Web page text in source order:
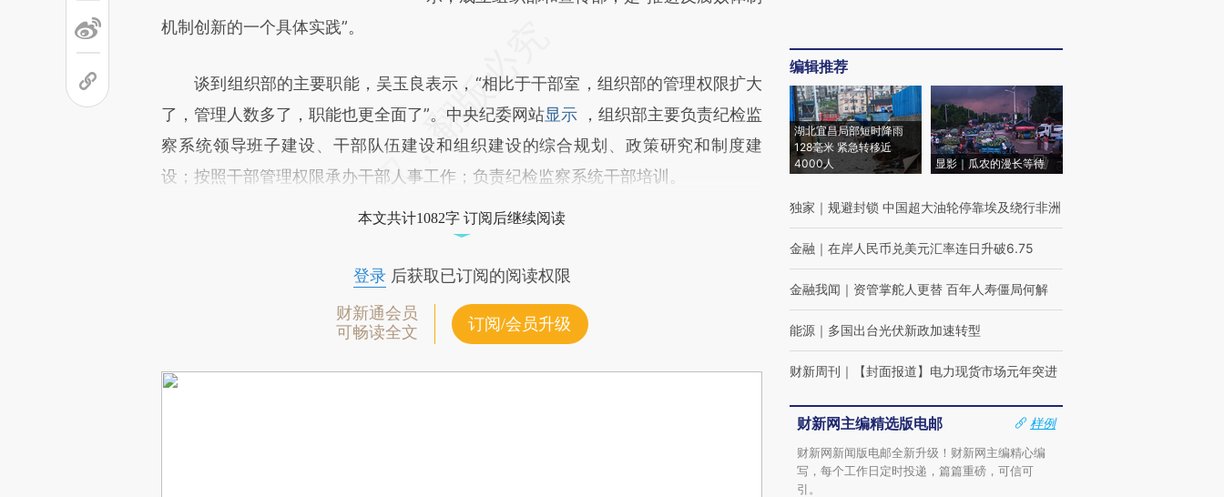
机制创新的一个具体实践”。
谈到组织部的主要职能，吴玉良表示，“相比于干部室，组织部的管理权限扩大
了，管理人数多了，职能也更全面了”。中央纪委网站显示 ，组织部主要负责纪检监
察系统领导班子建设、干部队伍建设和组织建设的综合规划、政策研究和制度建
设；按照干部管理权限承办干部人事工作；负责纪检监察系统干部培训。
本文共计1082字 订阅后继续阅读
登录后获取已订阅的阅读权限
财新通会员
可畅读全文
订阅/会员升级
编辑推荐
湖北宜昌局部短时降雨
128毫米 紧急转移近
4000人
显影｜瓜农的漫长等待
独家 ｜ 规避封锁 中国超大油轮停靠埃及绕行非洲
金融 ｜ 在岸人民币兑美元汇率连日升破6.75
金融我闻 ｜ 资管掌舵人更替 百年人寿僵局何解
能源 ｜ 多国出台光伏新政加速转型
财新周刊 ｜ 【封面报道】电力现货市场元年突进
财新网主编精选版电邮
样例
财新网新闻版电邮全新升级！财新网主编精心编
写，每个工作日定时投递，篇篇重磅，可信可
引。